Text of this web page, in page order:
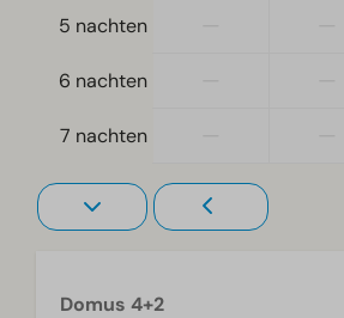
Stapelbed(den): 1
Gelijkvloers
Traptrede(n) naar accommodatie
Woonkamer
5 nachten
6 nachten
7 nachten
Domus 4+2